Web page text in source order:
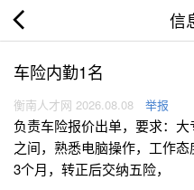
信
车险内勤1名
衡南人才网 2026.08.08 举报
负责车险报价出单，要求：
之间，熟悉电脑操作，工作
3个月，转正后交纳五险，